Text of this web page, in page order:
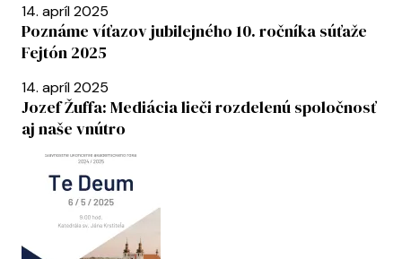
14. apríl 2025
Poznáme víťazov jubilejného 10. ročníka súťaže
Fejtón 2025
14. apríl 2025
Jozef Žuffa: Mediácia lieči rozdelenú spoločnosť
aj naše vnútro